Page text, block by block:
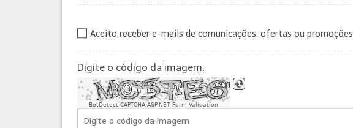
Aceito receber e-mails de comunicações, ofertas ou promoções
Digite o código da imagem:
BotDetect CAPTCHA ASP.NET Form Validation